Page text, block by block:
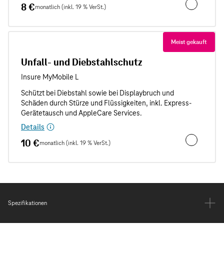
8 €monatlich (inkl. 19 % VerSt.)
Meist gekauft
Unfall- und Diebstahlschutz
Details
10 €monatlich (inkl. 19 % VerSt.) Unfall- und
Spezifikationen